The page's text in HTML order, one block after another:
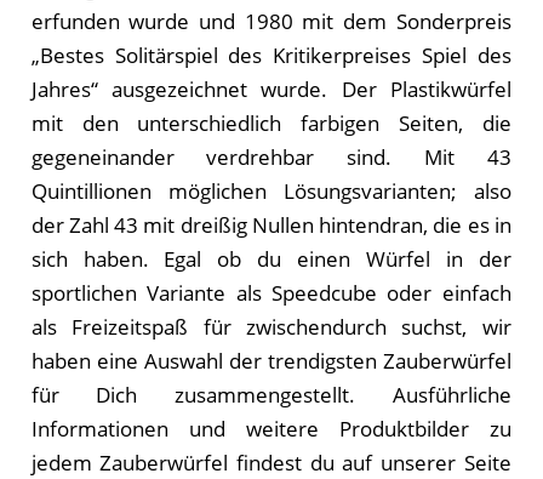
erfunden wurde und 1980 mit dem Sonderpreis
„Bestes Solitärspiel des Kritikerpreises Spiel des
Jahres“ ausgezeichnet wurde. Der Plastikwürfel
mit den unterschiedlich farbigen Seiten, die
gegeneinander verdrehbar sind. Mit 43
Quintillionen möglichen Lösungsvarianten; also
der Zahl 43 mit dreißig Nullen hintendran, die es in
sich haben. Egal ob du einen Würfel in der
sportlichen Variante als Speedcube oder einfach
als Freizeitspaß für zwischendurch suchst, wir
haben eine Auswahl der trendigsten Zauberwürfel
für Dich zusammengestellt. Aus­führ­li­che
In­for­ma­tio­nen und weitere Produktbilder zu
je­dem Zauberwürfel fin­dest du auf un­se­rer Sei­te